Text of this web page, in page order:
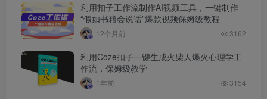
利用扣子工作流制作AI视频工具，一键制作
“假如书籍会说话”爆款视频保姆级教程
12个月前 3162
利用Coze扣子一键生成火柴人爆火心理学工
作流，保姆级教学
1年前 3154